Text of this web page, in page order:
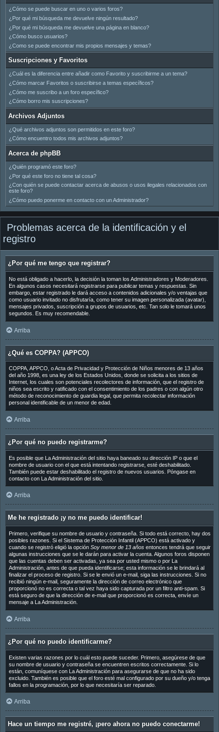
¿Cómo se puede buscar en uno o varios foros?
¿Por qué mi búsqueda me devuelve ningún resultado?
¿Por qué mi búsqueda me devuelve una página en blanco?
¿Cómo busco usuarios?
¿Como se puede encontrar mis propios mensajes y temas?
Suscripciones y Favoritos
¿Cuál es la diferencia entre añadir como Favorito y suscribirme a un tema?
¿Cómo marcar Favoritos o suscribirse a temas específicos?
¿Cómo me suscribo a un foro específico?
¿Cómo borro mis suscripciones?
Archivos Adjuntos
¿Qué archivos adjuntos son permitidos en este foro?
¿Cómo encuentro todos mis archivos adjuntos?
Acerca de phpBB
¿Quién programó este foro?
¿Por qué este foro no tiene tal cosa?
¿Con quién se puede contactar acerca de abusos o usos ilegales relacionados con
este foro?
¿Cómo puedo ponerme en contacto con un Administrador?
Problemas acerca de la identificación y el
registro
¿Por qué me tengo que registrar?
No está obligado a hacerlo, la decisión la toman los Administradores y Moderadores.
En algunos casos necesitará registrarse para publicar temas y respuestas. Sin
embargo, estar registrado le dará acceso a contenidos adicionales y/o ventajas que
como usuario invitado no disfrutaría, como tener su imagen personalizada (avatar),
mensajes privados, suscripción a grupos de usuarios, etc. Tan solo le tomará unos
segundos. Es muy recomendable.
Arriba
¿Qué es COPPA? (APPCO)
COPPA, APPCO, o Acta de Privacidad y Protección de Niños menores de 13 años
del año 1998, es una ley de los Estados Unidos, donde se solicita a los sitios de
Internet, los cuales son potenciales recolectores de información, que el registro de
niños sea escrito y ratificado con el consentimiento de los padres o con algún otro
método de reconocimiento de guardia legal, que permita recolectar información
personal identificable de un menor de edad.
Arriba
¿Por qué no puedo registrarme?
Es posible que La Administración del sitio haya baneado su dirección IP o que el
nombre de usuario con el que está intentando registrarse, esté deshabilitado.
También puede estar deshabilitado el registro de nuevos usuarios. Póngase en
contacto con La Administración del sitio.
Arriba
Me he registrado ¡y no me puedo identificar!
Primero, verifique su nombre de usuario y contraseña. Si todo está correcto, hay dos
posibles razones. Si el Sistema de Protección Infantil (APPCO) está activado y
cuando se registró eligió la opción Soy menor de 13 añosentonces tendrá que seguir
algunas instrucciones que se le darán para activar la cuenta. Algunos foros disponen
que las cuentas deben ser activadas, ya sea por usted mismo o por La
Administración, antes de que pueda identificarse; esta información se le brindará al
finalizar el proceso de registro. Si se le envió un e-mail, siga las instrucciones. Si no
recibió ningún e-mail, seguramente la dirección de correo electrónico que
proporcionó no es correcta o tal vez haya sido capturada por un filtro anti-spam. Si
está seguro de que la dirección de e-mail que proporcionó es correcta, envíe un
mensaje a La Administración.
Arriba
¿Por qué no puedo identificarme?
Existen varias razones por lo cuál esto puede suceder. Primero, asegúrese de que
su nombre de usuario y contraseña se encuentren escritos correctamente. Si lo
están, comuníquese con La Administración para asegurarse de que no ha sido
excluido. También es posible que el foro esté mal configurado por su dueño y/o tenga
fallos en la programación, por lo que necesitaría ser reparado.
Arriba
Hace un tiempo me registré, ¡pero ahora no puedo conectarme!